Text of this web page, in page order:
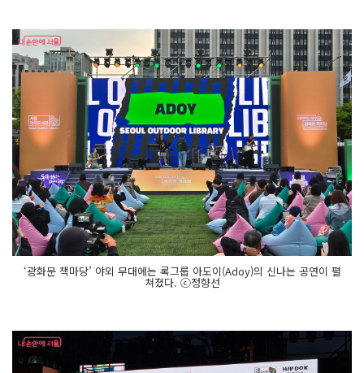
‘광화문 책마당’ 야외 무대에는 록그룹 아도이(Adoy)의 신나는 공연이 펼
쳐졌다. ⓒ정향선